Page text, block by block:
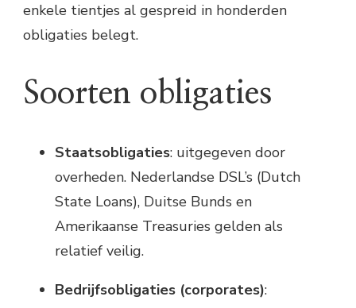
enkele tientjes al gespreid in honderden
obligaties belegt.
Soorten obligaties
Staatsobligaties: uitgegeven door
overheden. Nederlandse DSL’s (Dutch
State Loans), Duitse Bunds en
Amerikaanse Treasuries gelden als
relatief veilig.
Bedrijfsobligaties (corporates):